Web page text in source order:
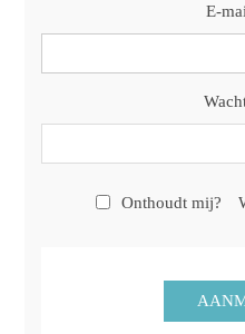
E-
Onthoudt mij?